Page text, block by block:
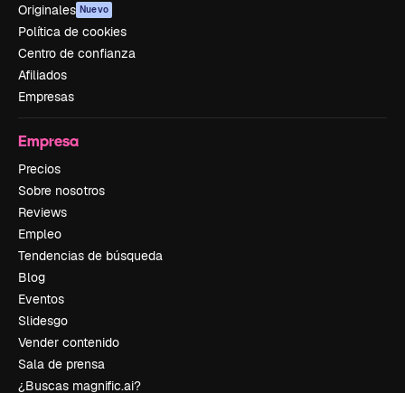
Originales Nuevo
Política de cookies
Centro de confianza
Afiliados
Empresas
Empresa
Precios
Sobre nosotros
Reviews
Empleo
Tendencias de búsqueda
Blog
Eventos
Slidesgo
Vender contenido
Sala de prensa
¿Buscas magnific.ai?